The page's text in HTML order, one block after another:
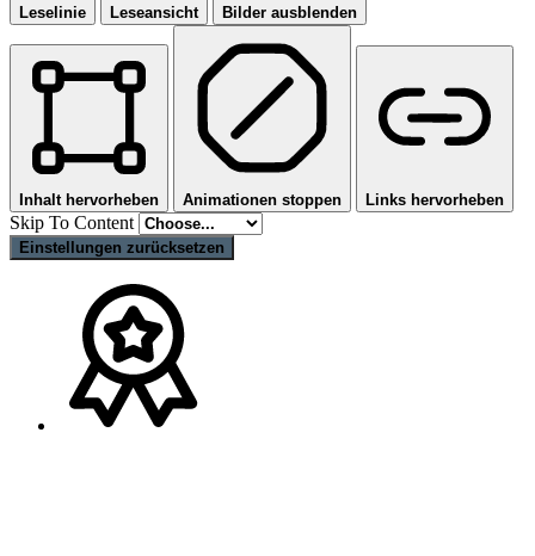
Leselinie Leseansicht Bilder ausblenden
Inhalt hervorheben Animationen stoppen Links hervorheben
Skip To Content
Einstellungen zurücksetzen